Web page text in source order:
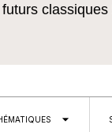
arrow_drop_down